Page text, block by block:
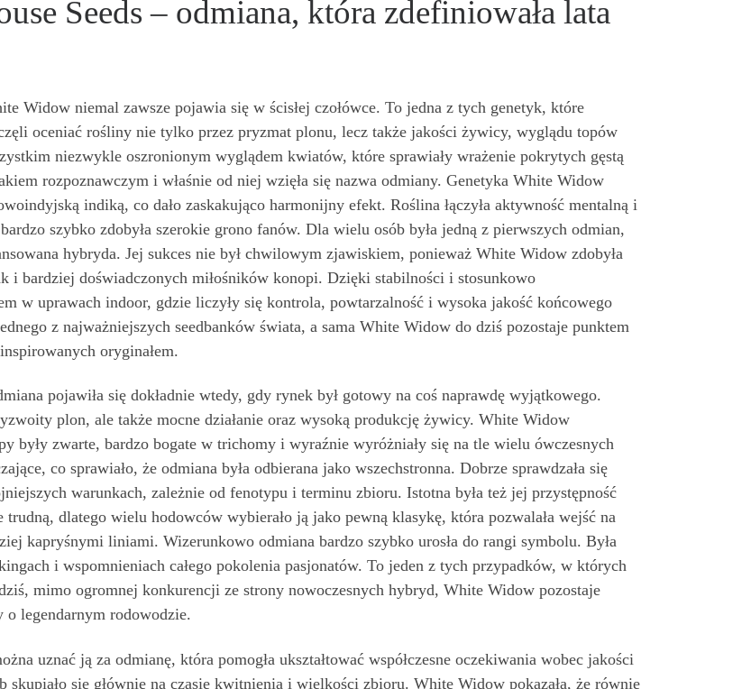
Seeds – odmiana, która zdefiniowała lata
Widow niemal zawsze pojawia się w ścisłej czołówce. To jedna z tych genetyk, które
oceniać rośliny nie tylko przez pryzmat plonu, lecz także jakości żywicy, wyglądu topów
niezwykle oszronionym wyglądem kwiatów, które sprawiały wrażenie pokrytych gęstą
rozpoznawczym i właśnie od niej wzięła się nazwa odmiany. Genetyka White Widow
indiką, co dało zaskakująco harmonijny efekt. Roślina łączyła aktywność mentalną i
szybko zdobyła szerokie grono fanów. Dla wielu osób była jedną z pierwszych odmian,
hybryda. Jej sukces nie był chwilowym zjawiskiem, ponieważ White Widow zdobyła
i bardziej doświadczonych miłośników konopi. Dzięki stabilności i stosunkowo
w uprawach indoor, gdzie liczyły się kontrola, powtarzalność i wysoka jakość końcowego
z najważniejszych seedbanków świata, a sama White Widow do dziś pozostaje punktem
oryginałem.
pojawiła się dokładnie wtedy, gdy rynek był gotowy na coś naprawdę wyjątkowego.
plon, ale także mocne działanie oraz wysoką produkcję żywicy. White Widow
były zwarte, bardzo bogate w trichomy i wyraźnie wyróżniały się na tle wielu ówczesnych
co sprawiało, że odmiana była odbierana jako wszechstronna. Dobrze sprawdzała się
warunkach, zależnie od fenotypu i terminu zbioru. Istotna była też jej przystępność
dlatego wielu hodowców wybierało ją jako pewną klasykę, która pozwalała wejść na
kapryśnymi liniami. Wizerunkowo odmiana bardzo szybko urosła do rangi symbolu. Była
i wspomnieniach całego pokolenia pasjonatów. To jeden z tych przypadków, w których
mimo ogromnej konkurencji ze strony nowoczesnych hybryd, White Widow pozostaje
legendarnym rodowodzie.
uznać ją za odmianę, która pomogła ukształtować współczesne oczekiwania wobec jakości
skupiało się głównie na czasie kwitnienia i wielkości zbioru. White Widow pokazała, że równie